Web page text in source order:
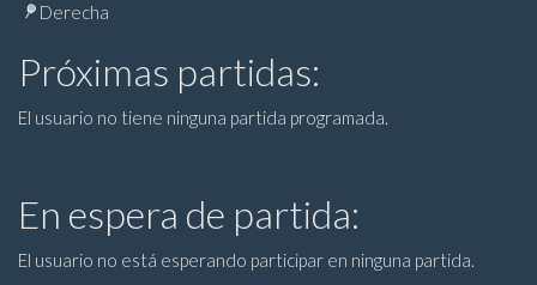
Derecha
Próximas partidas:
El usuario no tiene ninguna partida programada.
En espera de partida:
El usuario no está esperando participar en ninguna partida.